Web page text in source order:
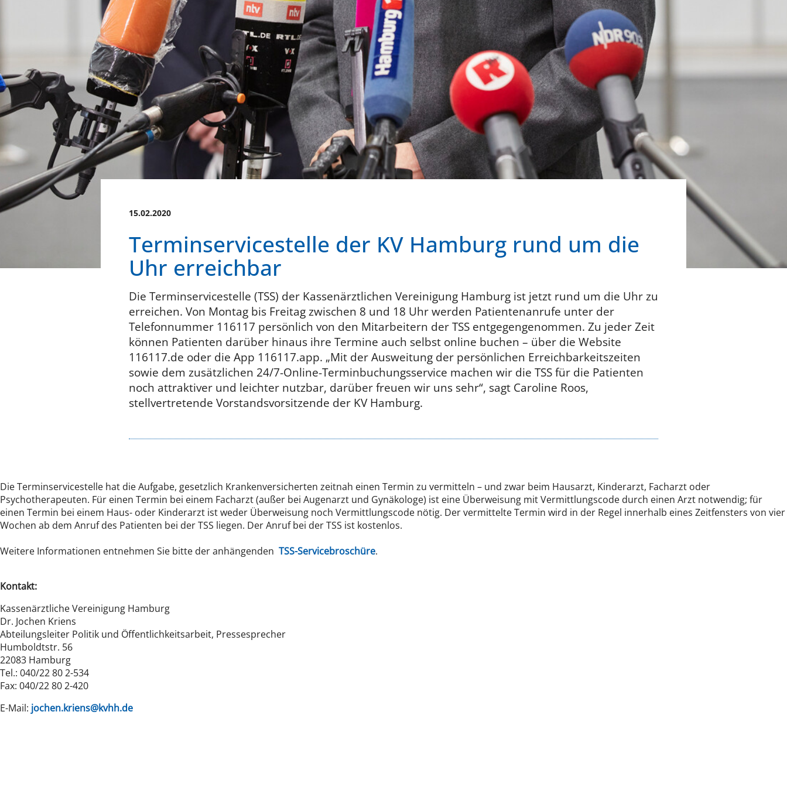
15.02.2020
Terminservicestelle der KV Hamburg rund um die
Uhr erreichbar
Die Terminservicestelle (TSS) der Kassenärztlichen Vereinigung Hamburg ist jetzt rund um die Uhr zu
erreichen. Von Montag bis Freitag zwischen 8 und 18 Uhr werden Patientenanrufe unter der
Telefonnummer 116117 persönlich von den Mitarbeitern der TSS entgegengenommen. Zu jeder Zeit
können Patienten darüber hinaus ihre Termine auch selbst online buchen – über die Website
116117.de oder die App 116117.app. „Mit der Ausweitung der persönlichen Erreichbarkeitszeiten
sowie dem zusätzlichen 24/7-Online-Terminbuchungsservice machen wir die TSS für die Patienten
noch attraktiver und leichter nutzbar, darüber freuen wir uns sehr“, sagt Caroline Roos,
stellvertretende Vorstandsvorsitzende der KV Hamburg.
Die Terminservicestelle hat die Aufgabe, gesetzlich Krankenversicherten zeitnah einen Termin zu vermitteln – und zwar beim Hausarzt, Kinderarzt, Facharzt oder
Psychotherapeuten. Für einen Termin bei einem Facharzt (außer bei Augenarzt und Gynäkologe) ist eine Überweisung mit Vermittlungscode durch einen Arzt notwendig; für
einen Termin bei einem Haus- oder Kinderarzt ist weder Überweisung noch Vermittlungscode nötig. Der vermittelte Termin wird in der Regel innerhalb eines Zeitfensters von vier
Wochen ab dem Anruf des Patienten bei der TSS liegen. Der Anruf bei der TSS ist kostenlos.
Weitere Informationen entnehmen Sie bitte der anhängenden TSS-Servicebroschüre.
Kontakt:
Kassenärztliche Vereinigung Hamburg
Dr. Jochen Kriens
Abteilungsleiter Politik und Öffentlichkeitsarbeit, Pressesprecher
Humboldtstr. 56
22083 Hamburg
Tel.: 040/22 80 2-534
Fax: 040/22 80 2-420
E-Mail: jochen.kriens@kvhh.de